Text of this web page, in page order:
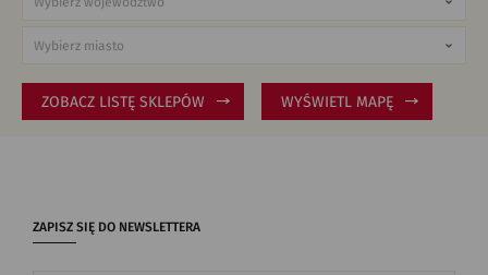
ZOBACZ LISTĘ SKLEPÓW WYŚWIETL MAPĘ
ZAPISZ SIĘ DO NEWSLETTERA